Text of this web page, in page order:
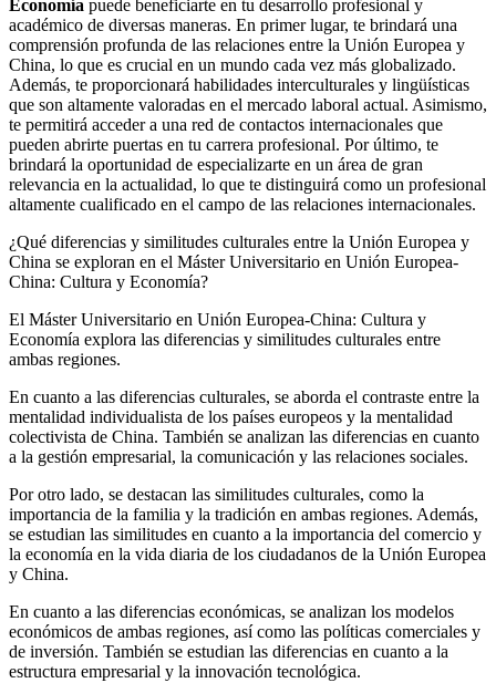
Economía puede beneficiarte en tu desarrollo profesional y
académico de diversas maneras. En primer lugar, te brindará una
comprensión profunda de las relaciones entre la Unión Europea y
China, lo que es crucial en un mundo cada vez más globalizado.
Además, te proporcionará habilidades interculturales y lingüísticas
que son altamente valoradas en el mercado laboral actual. Asimismo,
te permitirá acceder a una red de contactos internacionales que
pueden abrirte puertas en tu carrera profesional. Por último, te
brindará la oportunidad de especializarte en un área de gran
relevancia en la actualidad, lo que te distinguirá como un profesional
altamente cualificado en el campo de las relaciones internacionales.
¿Qué diferencias y similitudes culturales entre la Unión Europea y
China se exploran en el Máster Universitario en Unión Europea-
China: Cultura y Economía?
El Máster Universitario en Unión Europea-China: Cultura y
Economía explora las diferencias y similitudes culturales entre
ambas regiones.
En cuanto a las diferencias culturales, se aborda el contraste entre la
mentalidad individualista de los países europeos y la mentalidad
colectivista de China. También se analizan las diferencias en cuanto
a la gestión empresarial, la comunicación y las relaciones sociales.
Por otro lado, se destacan las similitudes culturales, como la
importancia de la familia y la tradición en ambas regiones. Además,
se estudian las similitudes en cuanto a la importancia del comercio y
la economía en la vida diaria de los ciudadanos de la Unión Europea
y China.
En cuanto a las diferencias económicas, se analizan los modelos
económicos de ambas regiones, así como las políticas comerciales y
de inversión. También se estudian las diferencias en cuanto a la
estructura empresarial y la innovación tecnológica.